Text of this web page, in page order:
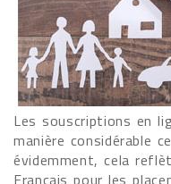
Les souscriptions en
manière considérable
évidemment, cela
Français pour les